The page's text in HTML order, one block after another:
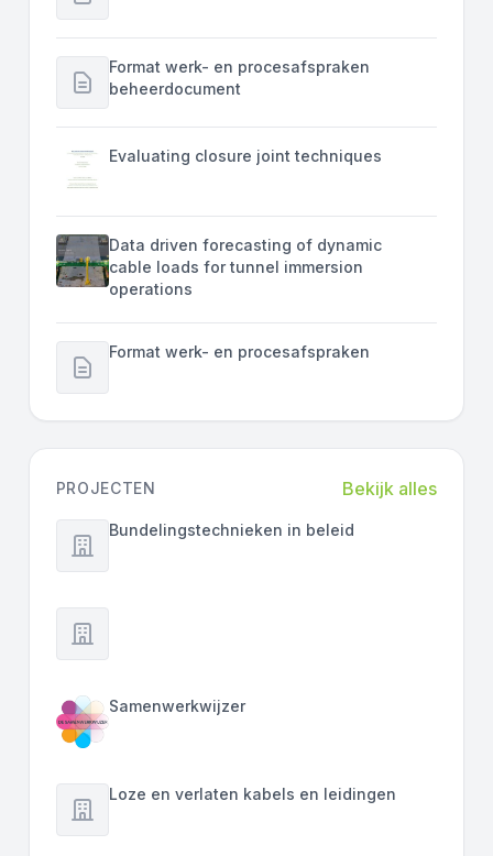
Format werk- en procesafspraken
beheerdocument
Evaluating closure joint techniques
Data driven forecasting of dynamic
cable loads for tunnel immersion
operations
Format werk- en procesafspraken
PROJECTEN Bekijk alles
Bundelingstechnieken in beleid
Samenwerkwijzer
Loze en verlaten kabels en leidingen